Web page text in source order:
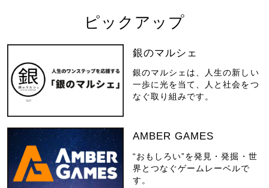
ピックアップ
銀のマルシェ
銀のマルシェは、人生の新しい
一歩に光を当て、人と社会をつ
なぐ取り組みです。
AMBER GAMES
“おもしろい”を発見・発掘・世
界とつなぐゲームレーベルで
す。